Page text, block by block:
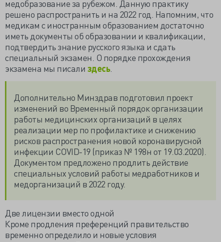
медобразование за рубежом. Данную практику
решено распространить и на 2022 год. Напомним, что
медикам с иностранным образованием достаточно
иметь документы об образовании и квалификации,
подтвердить знание русского языка и сдать
специальный экзамен. О порядке прохождения
экзамена мы писали здесь.
Дополнительно Минздрав подготовил проект
изменений во Временный порядок организации
работы медицинских организаций в целях
реализации мер ‎по профилактике и снижению
рисков распространения ‎новой коронавирусной
инфекции COVID-19 (приказ № 198н от 19.03.2020).
Документом предложено продлить действие
специальных условий работы медработников и
медорганизаций в 2022 году.
Две лицензии вместо одной
Кроме продления преференций правительство
временно определило и новые условия